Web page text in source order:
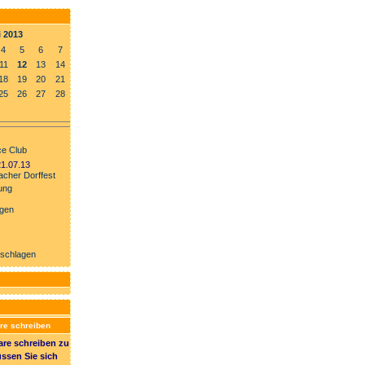
2013
4 5 6
7
11 12 13
14
18 19 20
21
26 27
28
Club
Dorffest
schreiben
schreiben zu
Sie sich